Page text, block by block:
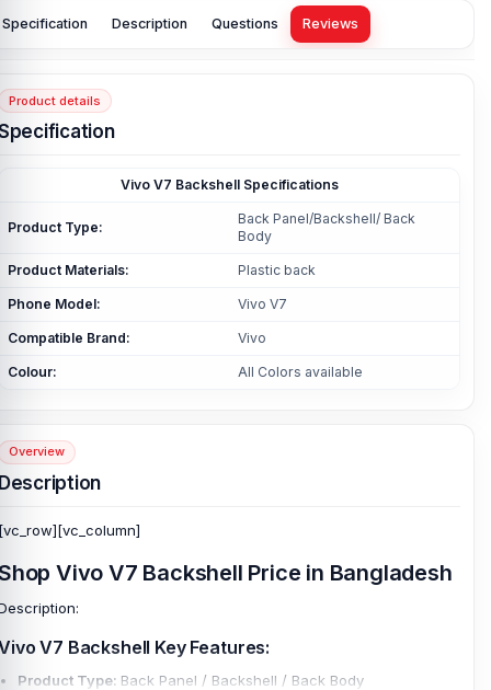
Specification Description Questions Reviews
Product details
Vivo V7 Backshell Specifications
Product Type:
Back Panel/Backshell/ Back
Body
Product Materials: Plastic back
Phone Model: Vivo V7
Compatible Brand: Vivo
Colour: All Colors available
Overview
Vivo V7 Backshell Price in Bangladesh
V7 Backshell Key Features:
Product Type: Back Panel / Backshell / Back Body